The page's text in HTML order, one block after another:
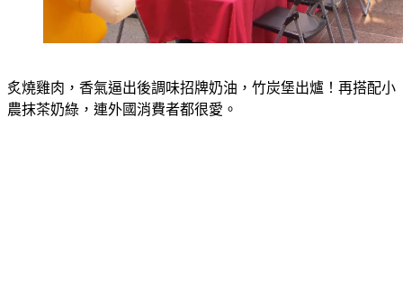
炙燒雞肉，香氣逼出後調味招牌奶油，竹炭堡出爐！再搭配小
農抹茶奶綠，連外國消費者都很愛。